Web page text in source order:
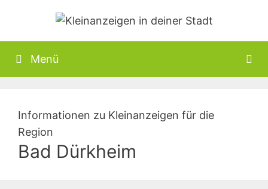
springen
Menü
Informationen zu Kleinanzeigen für die
Region
Bad Dürkheim